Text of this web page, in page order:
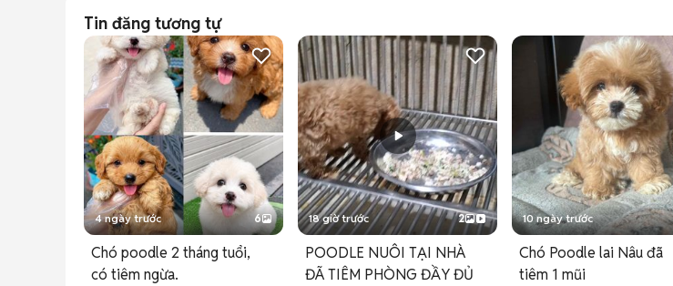
Tin đăng tương tự
4 ngày trước 6
Chó poodle 2 tháng tuổi,
có tiêm ngừa.
18 giờ trước 2
POODLE NUÔI TẠI NHÀ
ĐÃ TIÊM PHÒNG ĐẦY ĐỦ
10 ngày trước
Chó Poodle lai Nâu đã
tiêm 1 mũi